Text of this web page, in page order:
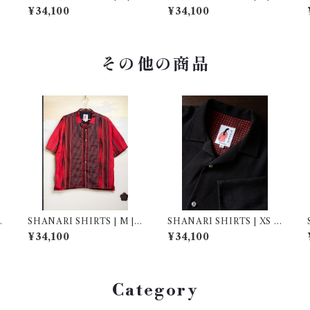
64048
¥34,100
64055
¥34,100
その他の商品
SHANARI SHIRTS | M | 2
63061
¥34,100
SHANARI SHIRTS | XS |
264033
¥34,100
Category